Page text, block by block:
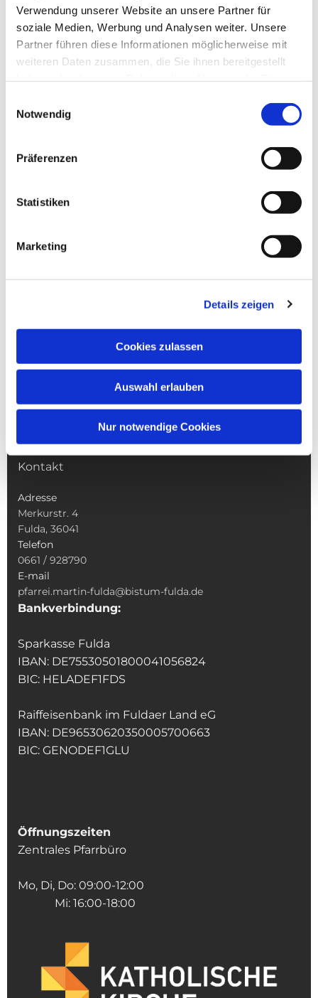
Verwendung unserer Website an unsere Partner für
soziale Medien, Werbung und Analysen weiter. Unsere
Partner führen diese Informationen möglicherweise mit
weiteren Daten zusammen, die Sie ihnen bereitgestellt
Notwendig
Präferenzen
Statistiken
Marketing
Details zeigen
Cookies zulassen
Auswahl erlauben
Nur notwendige Cookies
Gottesdienste
Veranstaltungen & Angebote
Kindertagesstätte St. Andreas
Kontakt
Adresse
Merkurstr. 4
Fulda, 36041
Telefon
0661 / 928790
E-mail
pfarrei.martin-fulda@bistum-fulda.de
Bankverbindung:
Sparkasse Fulda
IBAN: DE75530501800041056824
BIC: HELADEF1FDS
Raiffeisenbank im Fuldaer Land eG
IBAN: DE96530620350005700663
BIC: GENODEF1GLU
Öffnungszeiten
Zentrales Pfarrbüro
Mo, Di, Do: 09:00-12:00
Mi: 16:00-18:00